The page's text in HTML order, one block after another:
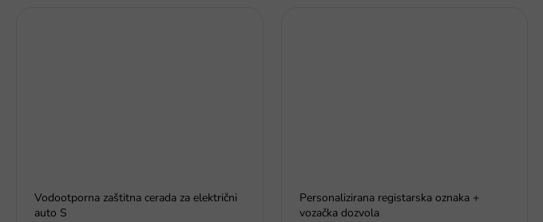
Vodootporna zaštitna cerada za električni
auto S
Personalizirana registarska oznaka +
vozačka dozvola